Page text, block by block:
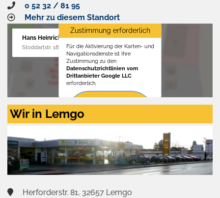
0 52 32 / 81 95
Mehr zu diesem Standort
Hans Heinrichs GmbH
Stoddartstr. 18, 32758 Detmold
Zustimmung erforderlich
Für die Aktivierung der Karten- und
Navigationsdienste ist Ihre
Zustimmung zu den
Datenschutzrichtlinien vom
Drittanbieter Google LLC
erforderlich.
Zustimmen
aktivieren
Wir in Lemgo
Herforderstr. 81, 32657 Lemgo